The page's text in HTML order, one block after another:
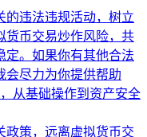
的违法违规活动，树立
货币交易炒作风险，共
定。如果你有其他合法
会尽力为你提供帮助
从基础操作到资产安全
政策，远离虚拟货币交